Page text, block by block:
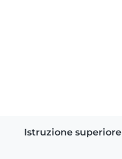
Istruzione superiore